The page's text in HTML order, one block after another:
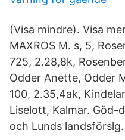
(Visa mindre). Visa
MAXROS M. s, 5,
725, 2.28,8k,
Odder Anette, Odder
100, 2.35,4ak,
Liselott, Kalmar. Göd-
och Lunds landsförslg.